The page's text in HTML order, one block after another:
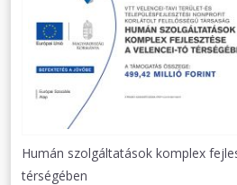
Humán szolgáltatások komplex
térségében